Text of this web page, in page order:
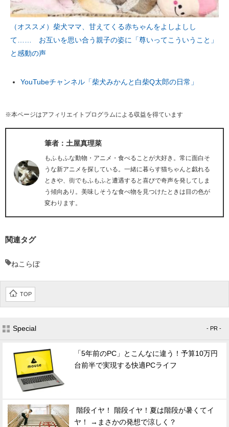
（オススメ）柴犬ママ、甘えてくる赤ちゃんをよしよしし
て…… お互いを思い合う親子の姿に「尊いってこういうこと」
と感動の声
YouTubeチャンネル「柴犬みかんと白柴Q太郎の日常」
※本ページはアフィリエイトプログラムによる収益を得ています
筆者：土屋真理菜
もふもふな動物・アニメ・食べることが大好き。常に面白そ
うな新アニメを探している。一緒に暮らす猫ちゃんと戯れる
ときや、街でもふもふと遭遇すると喜びで奇声を発してしま
う傾向あり。美味しそうな食べ物を見つけたときは目の色が
変わります。
関連タグ
ねこらぼ
TOP
Special - PR -
「5年前のPC」とこんなに違う！予算10万円
台前半で実現する快適PCライフ
階段イヤ！ 階段イヤ！夏は階段が暑くてイ
ヤ！ →まさかの発想で涼しく？